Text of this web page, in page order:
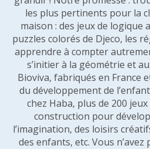
les plus pertinents pour la
maison : des jeux de logique
puzzles colorés de Djeco, les
apprendre à compter
s’initier à la géométrie et
Bioviva, fabriqués en France
du développement de
chez Haba, plus de 200
construction pour
l’imagination, des loisirs
des enfants, etc. Vous n’avez